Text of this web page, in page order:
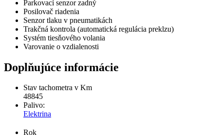
Parkovací senzor zadný
Posilovač riadenia
Senzor tlaku v pneumatikách
Trakčná kontrola (automatická regulácia preklzu)
Systém tiesňového volania
Varovanie o vzdialenosti
Doplňujúce informácie
Stav tachometra v Km
48845
Palivo:
Elektrina
Rok